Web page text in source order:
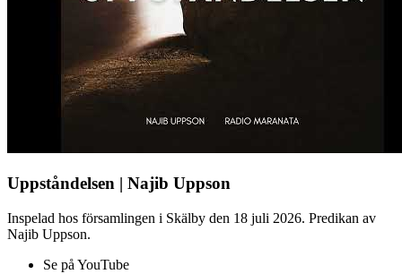
Uppståndelsen | Najib Uppson
Inspelad hos församlingen i Skälby den 18 juli 2026. Predikan av
Najib Uppson.
Se på YouTube